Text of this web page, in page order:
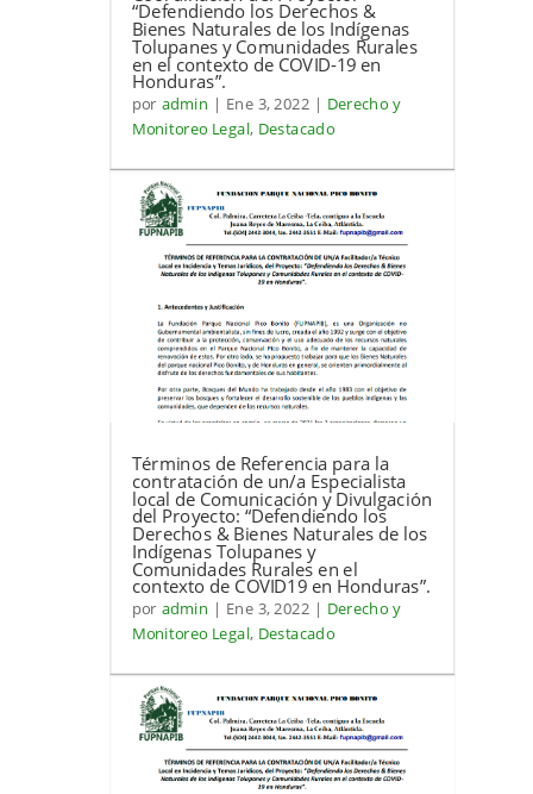
“Defendiendo los Derechos &
Bienes Naturales de los Indígenas
Tolupanes y Comunidades Rurales
en el contexto de COVID-19 en
Honduras”.
por admin | Ene 3, 2022| Derecho y
Monitoreo Legal, Destacado
Términos de Referencia para la
contratación de un/a Especialista
local de Comunicación y Divulgación
del Proyecto: “Defendiendo los
Derechos & Bienes Naturales de los
Indígenas Tolupanes y
Comunidades Rurales en el
contexto de COVID19 en Honduras”.
por admin | Ene 3, 2022| Derecho y
Monitoreo Legal, Destacado